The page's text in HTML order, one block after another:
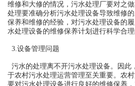
维修和大修的情况，污水处理厂要对之
处理要准确分析污水处理设备导致维修
保养和维修的经验，对污水处理设备的
水处理设备的维修保养计划进行科学合理
3.设备管理问题
污水的处理离不开污水处理设备。因此
于农村污水处理运营管理至关重要。农
要对污水处理设备进行良好的维修保养